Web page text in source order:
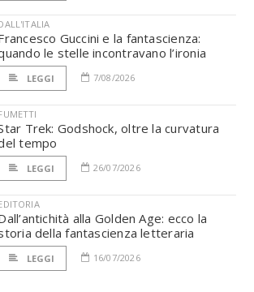
Guccini e la fantascienza:
le stelle incontravano l’ironia
LEGGI 7/08/2026
Trek: Godshock, oltre la curvatura
tempo
LEGGI 26/07/2026
alla Golden Age: ecco la
della fantascienza letteraria
LEGGI 16/07/2026